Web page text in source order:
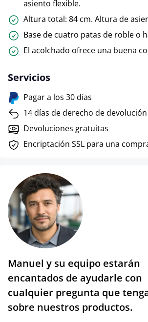
asiento flexible.
Altura total: 84 cm. Altura de
Base de cuatro patas de roble o
El acolchado ofrece una buena
Servicios
Pagar a los 30 días
14 días de derecho de devolución
Devoluciones gratuitas
Encriptación SSL para una
Manuel y su equipo estarán
encantados de ayudarle con
cualquier pregunta que
sobre nuestros productos.